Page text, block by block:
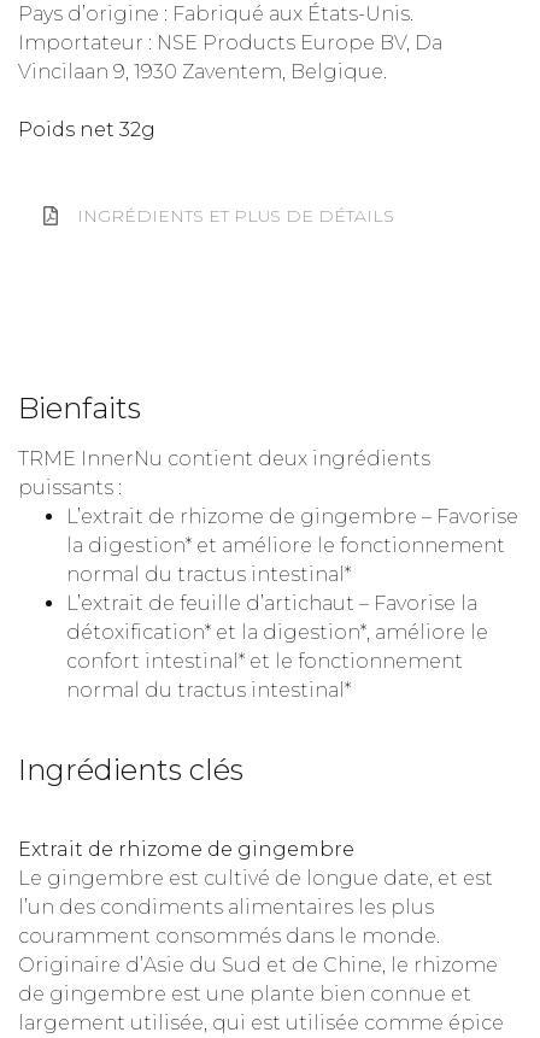
Pays d’origine : Fabriqué aux États-Unis.
Importateur : NSE Products Europe BV, Da
Vincilaan 9, 1930 Zaventem, Belgique.
Poids net 32g
INGRÉDIENTS ET PLUS DE DÉTAILS
Bienfaits
TRME InnerNu contient deux ingrédients
puissants :
L’extrait de rhizome de gingembre – Favorise
la digestion* et améliore le fonctionnement
normal du tractus intestinal*
L’extrait de feuille d’artichaut – Favorise la
détoxification* et la digestion*, améliore le
confort intestinal* et le fonctionnement
normal du tractus intestinal*
Ingrédients clés
Extrait de rhizome de gingembre
Le gingembre est cultivé de longue date, et est
l’un des condiments alimentaires les plus
couramment consommés dans le monde.
Originaire d’Asie du Sud et de Chine, le rhizome
de gingembre est une plante bien connue et
largement utilisée, qui est utilisée comme épice